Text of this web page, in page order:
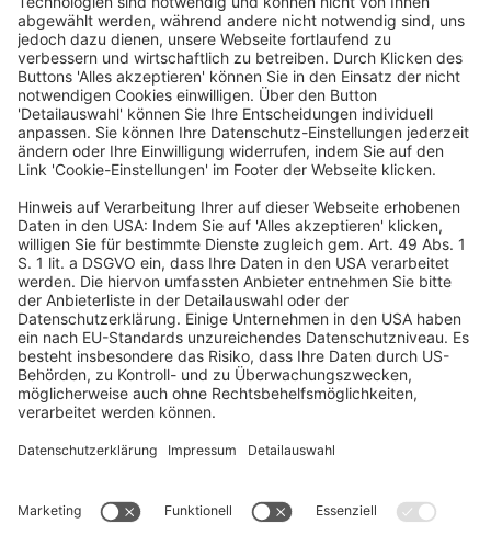
IHRE
ANSPRECHPARTNER:INNEN
Programm & Projektleitung
Irina Niemann
irina.niemann@dfvcg.de
Organisation
Marie Hartmann
marie.hartmann@dfvcg.de
+49 69 7595 3028
Marketing
sina.goy@dfvcg.de